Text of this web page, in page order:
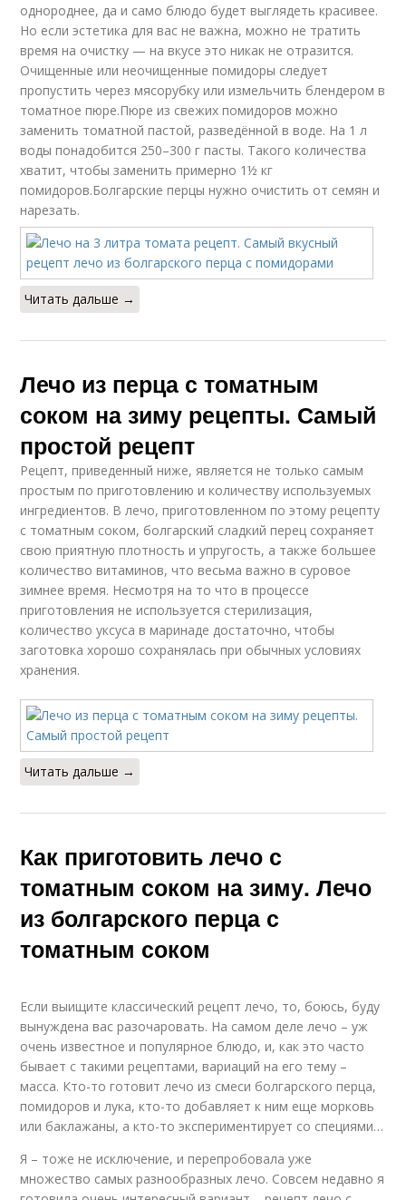
однороднее, да и само блюдо будет выглядеть красивее.
Но если эстетика для вас не важна, можно не тратить
время на очистку — на вкусе это никак не отразится.
Очищенные или неочищенные помидоры следует
пропустить через мясорубку или измельчить блендером в
томатное пюре.Пюре из свежих помидоров можно
заменить томатной пастой, разведённой в воде. На 1 л
воды понадобится 250–300 г пасты. Такого количества
хватит, чтобы заменить примерно 1½ кг
помидоров.Болгарские перцы нужно очистить от семян и
нарезать.
Читать дальше →
Лечо из перца с томатным
соком на зиму рецепты. Самый
простой рецепт
Рецепт, приведенный ниже, является не только самым
простым по приготовлению и количеству используемых
ингредиентов. В лечо, приготовленном по этому рецепту
с томатным соком, болгарский сладкий перец сохраняет
свою приятную плотность и упругость, а также большее
количество витаминов, что весьма важно в суровое
зимнее время. Несмотря на то что в процессе
приготовления не используется стерилизация,
количество уксуса в маринаде достаточно, чтобы
заготовка хорошо сохранялась при обычных условиях
хранения.
Читать дальше →
Как приготовить лечо с
томатным соком на зиму. Лечо
из болгарского перца с
томатным соком
Если выищите классический рецепт лечо, то, боюсь, буду
вынуждена вас разочаровать. На самом деле лечо – уж
очень известное и популярное блюдо, и, как это часто
бывает с такими рецептами, вариаций на его тему –
масса. Кто-то готовит лечо из смеси болгарского перца,
помидоров и лука, кто-то добавляет к ним еще морковь
или баклажаны, а кто-то экспериментирует со специями…
Я – тоже не исключение, и перепробовала уже
множество самых разнообразных лечо. Совсем недавно я